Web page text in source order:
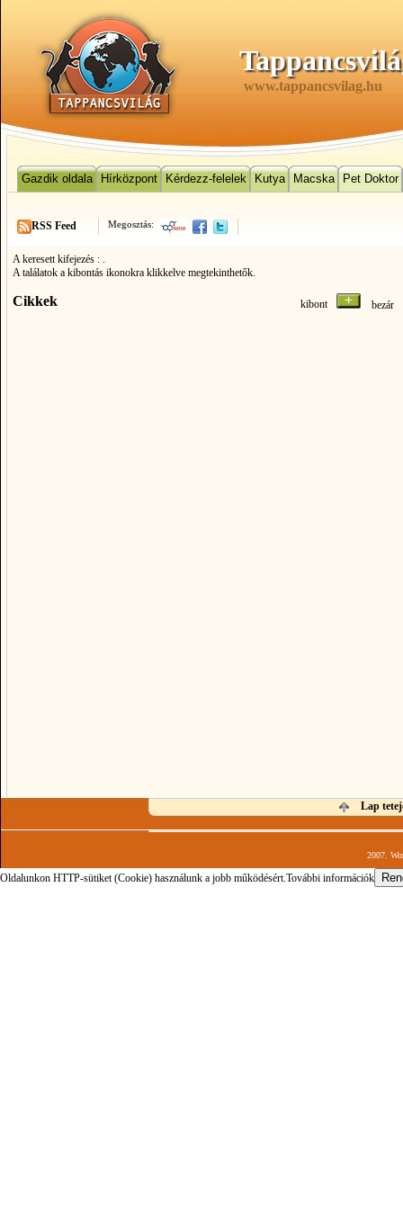
www.tappancsvilag.hu
Gazdik oldala Hírközpont Kérdezz-felelek Kutya Macska Pet Doktor
Megosztás:
RSS Feed
A keresett kifejezés : .
A találatok a kibontás ikonokra klikkelve megtekinthetők.
Cikkek kibont
Lap
2007.
Oldalunkon HTTP-sütiket (Cookie) használunk a jobb működésért.További információk